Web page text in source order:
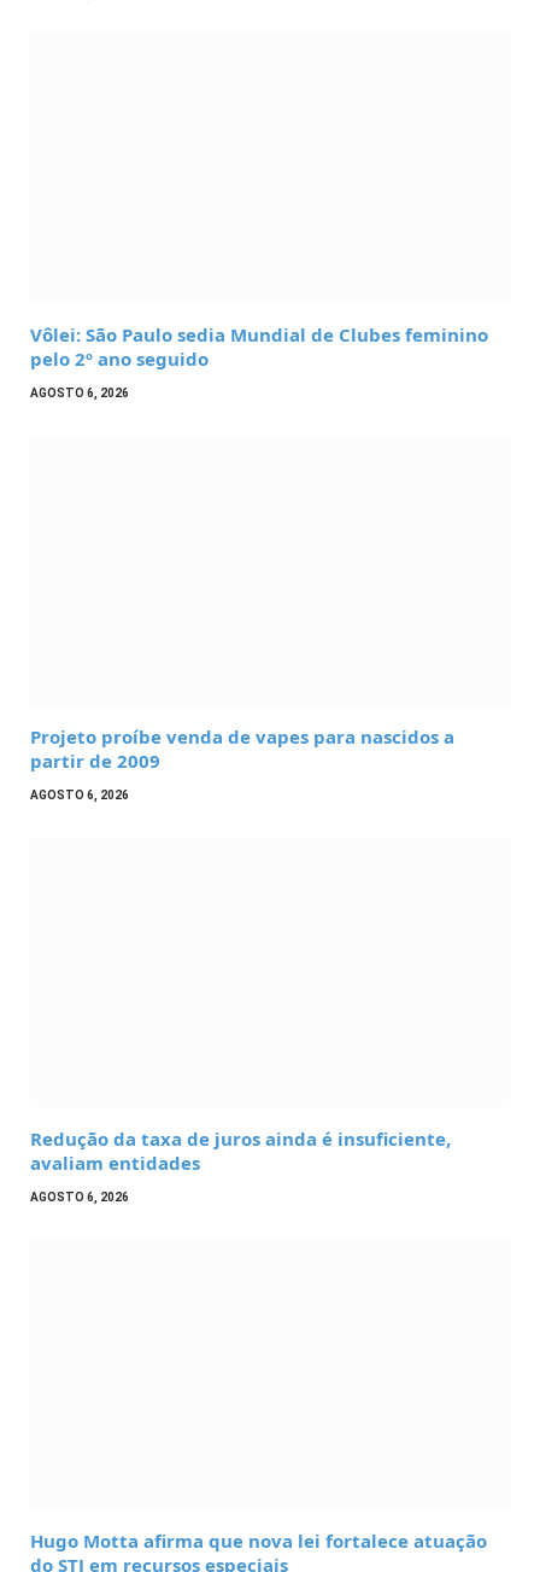
Vôlei: São Paulo sedia Mundial de Clubes feminino
pelo 2º ano seguido
AGOSTO 6, 2026
Projeto proíbe venda de vapes para nascidos a
partir de 2009
AGOSTO 6, 2026
Redução da taxa de juros ainda é insuficiente,
avaliam entidades
AGOSTO 6, 2026
Hugo Motta afirma que nova lei fortalece atuação
do STJ em recursos especiais